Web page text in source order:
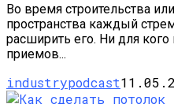
Во время строительства
пространства каждый
расширить его. Ни для кого
приемов...
industrypodcast